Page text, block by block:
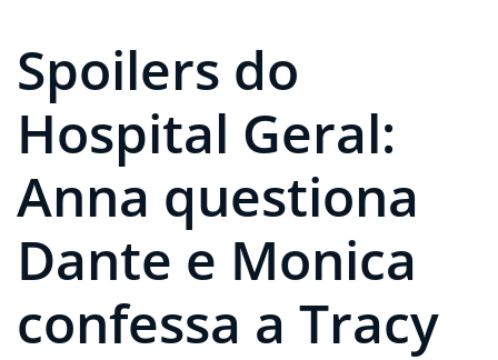
Spoilers do
Hospital Geral:
Anna questiona
Dante e Monica
confessa a Tracy